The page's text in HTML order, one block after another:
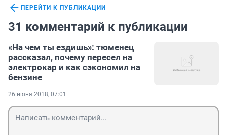
ПЕРЕЙТИ К ПУБЛИКАЦИИ
31 комментарий к публикации
«На чем ты ездишь»: тюменец
рассказал, почему пересел на
электрокар и как сэкономил на
бензине
26 июня 2018, 07:01